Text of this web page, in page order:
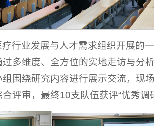
行业发展与人才需求组织开展的
多维度、全方位的实地走访与分
围绕研究内容进行展示交流，现
评审，最终10支队伍获评“优秀调